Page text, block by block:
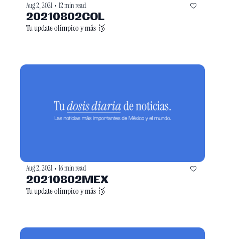
Aug 2, 2021 • 12 min read
20210802COL
Tu update olímpico y más 🥉
Aug 2, 2021 • 16 min read
20210802MEX
Tu update olímpico y más 🥉